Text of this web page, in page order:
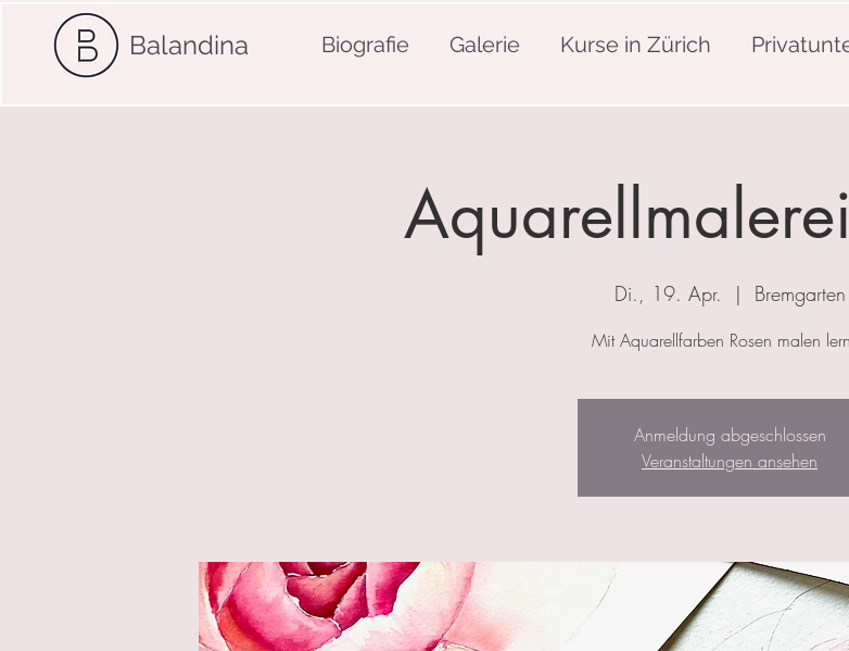
Balandina Biografie Galerie Kurse in Zürich
Di., 19. Apr.
  |
Bremgarten
Mit Aquarellfarben Rosen malen
Anmeldung abgeschlossen
Veranstaltungen ansehen